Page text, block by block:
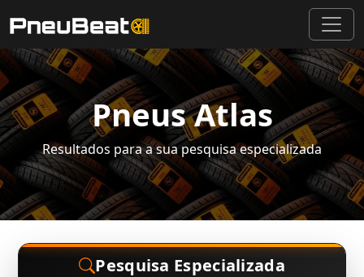
Pneus Atlas
Resultados para a sua pesquisa especializada
Pesquisa Especializada